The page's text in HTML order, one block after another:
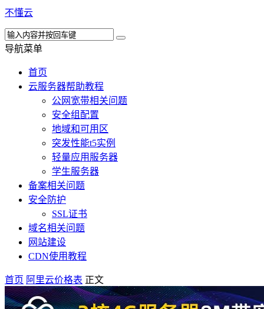
不懂云
导航菜单
首页
云服务器帮助教程
公网宽带相关问题
安全组配置
地域和可用区
突发性能t5实例
轻量应用服务器
学生服务器
备案相关问题
安全防护
SSL证书
域名相关问题
网站建设
CDN使用教程
首页 阿里云价格表 正文